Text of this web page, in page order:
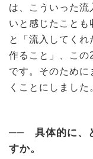
は、こういった流
いと感じたことも
と「流入してく
作ること」、この
です。そのために
くことにしました
── 具体的に、
すか。